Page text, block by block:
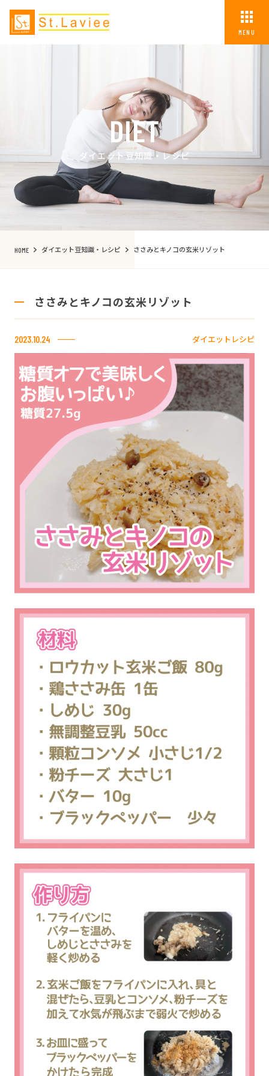
MENU
DIET
ダイエット豆知識・レシピ
HOME ダイエット豆知識・レシピ ささみとキノコの玄米リゾット
ささみとキノコの玄米リゾット
2023.10.24 ダイエットレシピ